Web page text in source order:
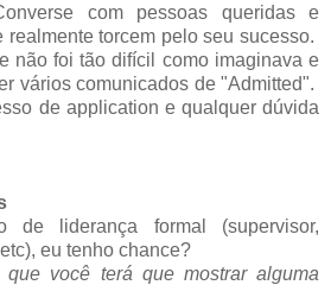
com pessoas queridas e
realmente torcem pelo seu sucesso.
não foi tão difícil como imaginava e
vários comunicados de "Admitted".
de application e qualquer dúvida
liderança formal (supervisor,
eu tenho chance?
que você terá que mostrar alguma